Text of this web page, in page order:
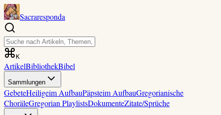
Sacraresponda
K
ArtikelBibliothekBibel
Sammlungen
GebeteHeiligeim AufbauPäpsteim AufbauGregorianische
ChoräleGregorian PlaylistsDokumenteZitate/Sprüche